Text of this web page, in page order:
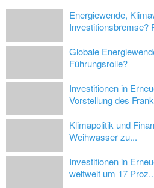
Energiewende,
Investitionsbremse?
Globale
Führungsrolle?
Investitionen in
Vorstellung des
Klimapolitik und
Weihwasser zu...
Investitionen in
weltweit um 17